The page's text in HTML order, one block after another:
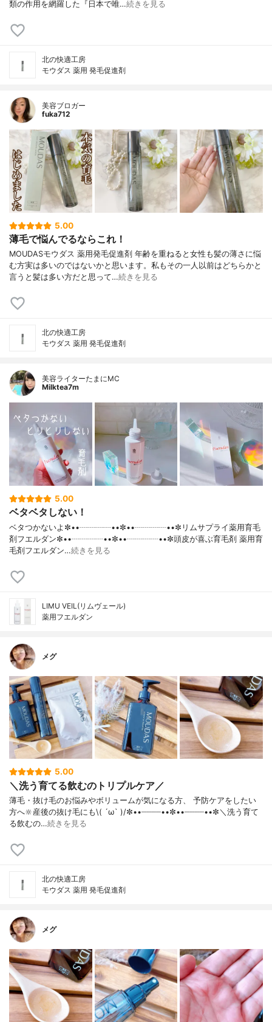
類の作用を網羅した『日本で唯…続きを見る
北の快適工房
モウダス 薬用 発毛促進剤
美容ブロガー
fuka712
5.00
薄毛で悩んでるならこれ！
MOUDASモウダス 薬用発毛促進剤 年齢を重ねると女性も髪の薄さに悩
む方実は多いのではないかと思います。私もその一人以前はどちらかと
言うと髪は多い方だと思って…続きを見る
北の快適工房
モウダス 薬用 発毛促進剤
美容ライターたまにMC
Milktea7m
5.00
ベタベタしない！
ベタつかないよ✼••┈┈┈┈••✼••┈┈┈┈••✼リムサプライ薬用育毛
剤フエルダン✼••┈┈┈┈••✼••┈┈┈┈••✼頭皮が喜ぶ育毛剤 薬用育
毛剤フエルダン…続きを見る
LIMU VEIL(リムヴェール)
薬用フエルダン
メグ
5.00
＼洗う育てる飲むのトリプルケア／
薄毛・抜け毛のお悩みやボリュームが気になる方、 予防ケアをしたい
方へ🔆産後の抜け毛にも\( ´ω` )/✼••┈┈┈┈••✼••┈┈┈┈••✼＼洗う育て
る飲むの…続きを見る
北の快適工房
モウダス 薬用 発毛促進剤
メグ